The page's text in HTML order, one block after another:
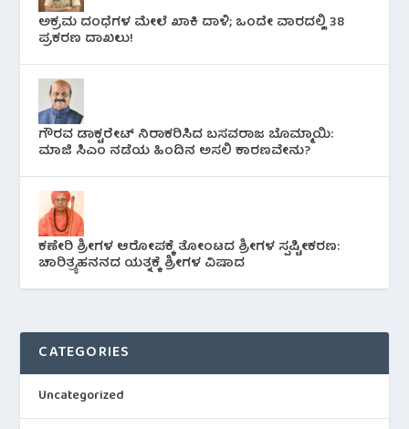
ಅಕ್ರಮ ದಂಧೆಗಳ ಮೇಲೆ ಖಾಕಿ ದಾಳಿ; ಒಂದೇ ವಾರದಲ್ಲಿ 38
ಪ್ರಕರಣ ದಾಖಲು!
ಗೌರವ ಡಾಕ್ಟರೇಟ್ ನಿರಾಕರಿಸಿದ ಬಸವರಾಜ ಬೊಮ್ಮಾಯಿ:
ಮಾಜಿ ಸಿಎಂ ನಡೆಯ ಹಿಂದಿನ ಅಸಲಿ ಕಾರಣವೇನು?
ಕಣೇರಿ ಶ್ರೀಗಳ ಆರೋಪಕ್ಕೆ ತೋಂಟದ ಶ್ರೀಗಳ ಸ್ಪಷ್ಟೀಕರಣ:
ಚಾರಿತ್ರ್ಯಹನನದ ಯತ್ನಕ್ಕೆ ಶ್ರೀಗಳ ವಿಷಾದ
CATEGORIES
Uncategorized